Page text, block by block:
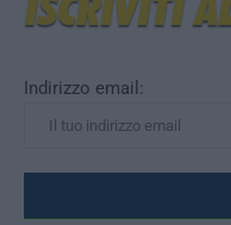
Indirizzo email: